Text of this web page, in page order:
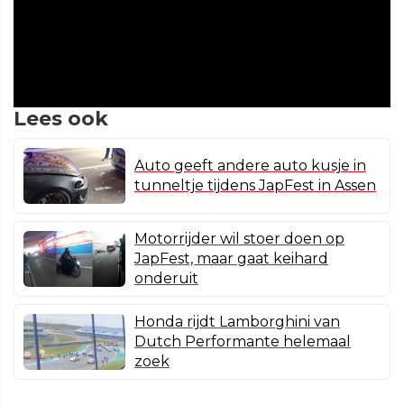
Lees ook
Auto geeft andere auto kusje in
tunneltje tijdens JapFest in Assen
Motorrijder wil stoer doen op
JapFest, maar gaat keihard
onderuit
Honda rijdt Lamborghini van
Dutch Performante helemaal
zoek